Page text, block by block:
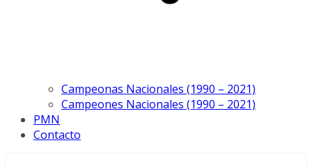
Campeonas Nacionales (1990 – 2021)
Campeones Nacionales (1990 – 2021)
PMN
Contacto